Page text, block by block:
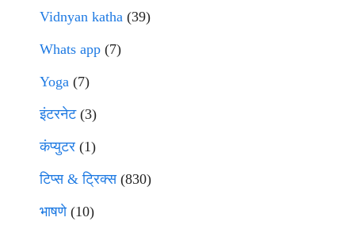
Vidnyan katha (39)
Whats app (7)
Yoga (7)
इंटरनेट(3)
कंप्युटर (1)
टिप्स & ट्रिक्स(830)
भाषणे(10)